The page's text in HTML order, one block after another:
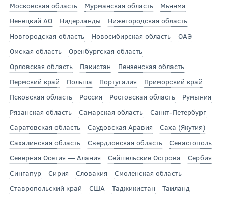
Московская область
Мурманская область
Мьянма
Ненецкий АО
Нидерланды
Нижегородская область
Новгородская область
Новосибирская область
ОАЭ
Омская область
Оренбургская область
Орловская область
Пакистан
Пензенская область
Пермский край
Польша Португалия
Приморский край
Псковская область
Россия Ростовская область
Румыния
Рязанская область
Самарская область
Санкт-Петербург
Саратовская область
Саудовская Аравия
Саха (Якутия)
Сахалинская область
Свердловская область
Севастополь
Северная Осетия — Алания
Сейшельские Острова
Сербия
Сингапур
Сирия Словакия
Смоленская область
Ставропольский край
США Таджикистан Таиланд